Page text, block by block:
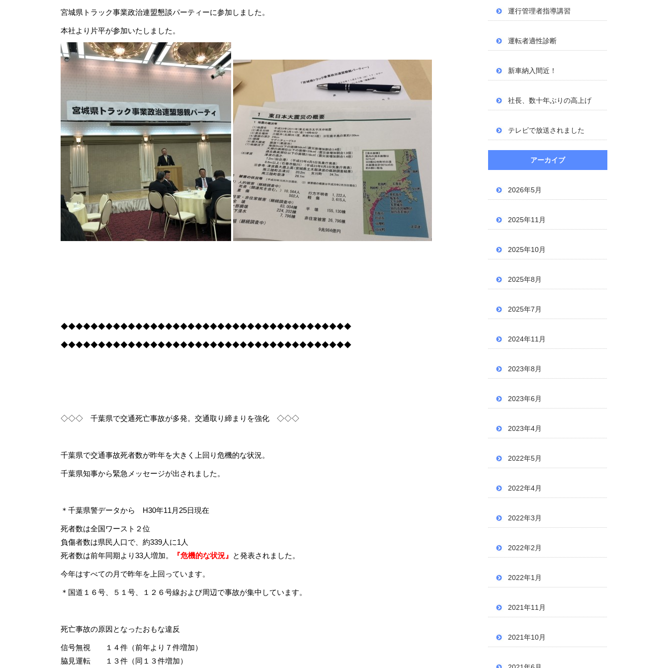
宮城県トラック事業政治連盟懇談パーティーに参加しました。
本社より片平が参加いたしました。
◆◆◆◆◆◆◆◆◆◆◆◆◆◆◆◆◆◆◆◆◆◆◆◆◆◆◆◆◆◆◆◆◆◆◆◆◆◆◆
◆◆◆◆◆◆◆◆◆◆◆◆◆◆◆◆◆◆◆◆◆◆◆◆◆◆◆◆◆◆◆◆◆◆◆◆◆◆◆
◇◇◇ 千葉県で交通死亡事故が多発。交通取り締まりを強化 ◇◇◇
千葉県で交通事故死者数が昨年を大きく上回り危機的な状況。
千葉県知事から緊急メッセージが出されました。
＊千葉県警データから H30年11月25日現在
死者数は全国ワースト２位
負傷者数は県民人口で、約339人に1人
死者数は前年同期より33人増加。
『危機的な状況』 と発表されました。
今年はすべての月で昨年を上回っています。
＊国道１６号、５１号、１２６号線および周辺で事故が集中しています。
死亡事故の原因となったおもな違反
信号無視 １４件（前年より７件増加）
脇見運転 １３件（同１３件増加）
運行管理者指導講習
運転者適性診断
新車納入間近！
社長、数十年ぶりの高上げ
テレビで放送されました
アーカイブ
2026年5月
2025年11月
2025年10月
2025年8月
2025年7月
2024年11月
2023年8月
2023年6月
2023年4月
2022年5月
2022年4月
2022年3月
2022年2月
2022年1月
2021年11月
2021年10月